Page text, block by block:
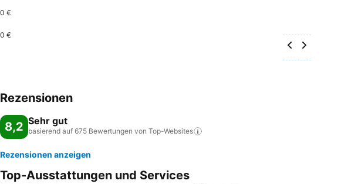
0 €
0 €
Rezensionen
8,2 Sehr gut
basierend auf 675 Bewertungen von Top-Websites
Rezensionen anzeigen
Top-Ausstattungen und Services